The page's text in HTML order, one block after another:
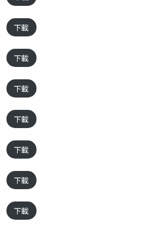
下載
下載
下載
下載
下載
下載
下載